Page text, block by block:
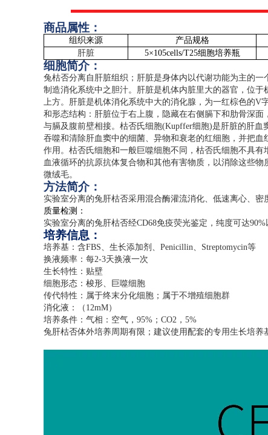
商品属性：
组织来源 产品规格
肝脏
5×105cells/T25细胞培养瓶
细胞简介：
兔枯否分离自肝脏组织；肝脏是身体内以代谢功能为主的
制造消化系统中之胆汁。肝脏是机体内脏里大的器官，位
上方。肝脏是机体消化系统中大的消化腺，为一红棕色的V
和形态结构：肝脏位于右上腹，隐藏在右侧膈下和肋骨深
与膈及腹前壁相接。枯否氏细胞(Kupffer细胞)是肝脏的肝血
吞噬和清除肝血窦中的细菌、异物和衰老的红细胞，并把
作用。枯否氏细胞和一般巨噬细胞不同，枯否氏细胞不具
血液循环的抗原抗体复合物和其他有害物质，以消除这些
微绒毛。
方法简介：
实验室分离的兔肝枯否采用混合酶灌流消化、低速离心、
质量检测：
实验室分离的兔肝枯否经CD68免疫荧光鉴定，纯度可达90%
培养信息：
培养基：含FBS、生长添加剂、 Penicillin、 Streptomycin等
换液频率：每2-3天换液一次
生长特性：贴壁
细胞形态：梭形、巨噬细胞
传代特性：属于终末分化细胞；属于不增殖细胞群
消化液：（ 12mM）
培养条件：气相：空气， 95% ； CO2 ， 5%
兔肝枯否体外培养周期有限；建议使用配套的专用生长培